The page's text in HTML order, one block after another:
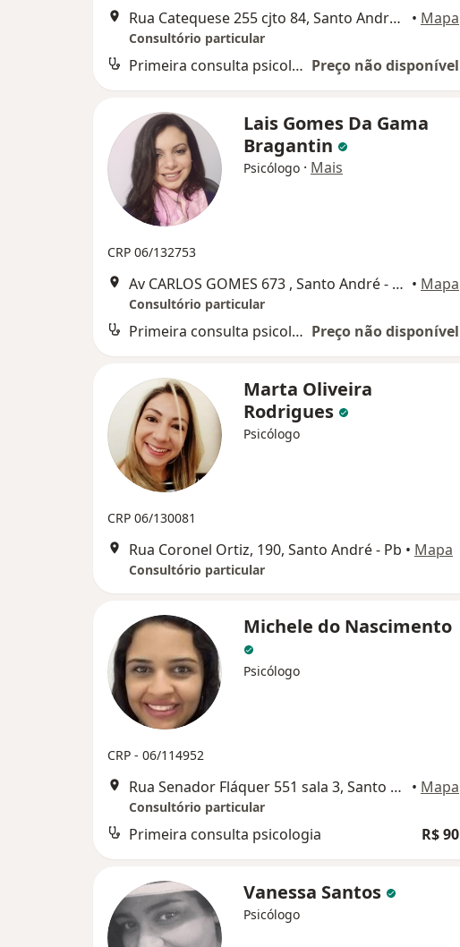
Rua Catequese 255 cjto 84, Santo André - Pb • Mapa
Consultório particular
Primeira consulta psicologia Preço não disponível
Lais Gomes Da Gama
Bragantin
Psicólogo · Mais
CRP 06/132753
Av CARLOS GOMES 673 , Santo André - Pb • Mapa
Consultório particular
Primeira consulta psicologia Preço não disponível
Marta Oliveira
Rodrigues
Psicólogo
CRP 06/130081
Rua Coronel Ortiz, 190, Santo André - Pb • Mapa
Consultório particular
Michele do Nascimento
Psicólogo
CRP - 06/114952
Rua Senador Fláquer 551 sala 3, Santo André - Pb • Mapa
Consultório particular
Primeira consulta psicologia R$ 90
Vanessa Santos
Psicólogo